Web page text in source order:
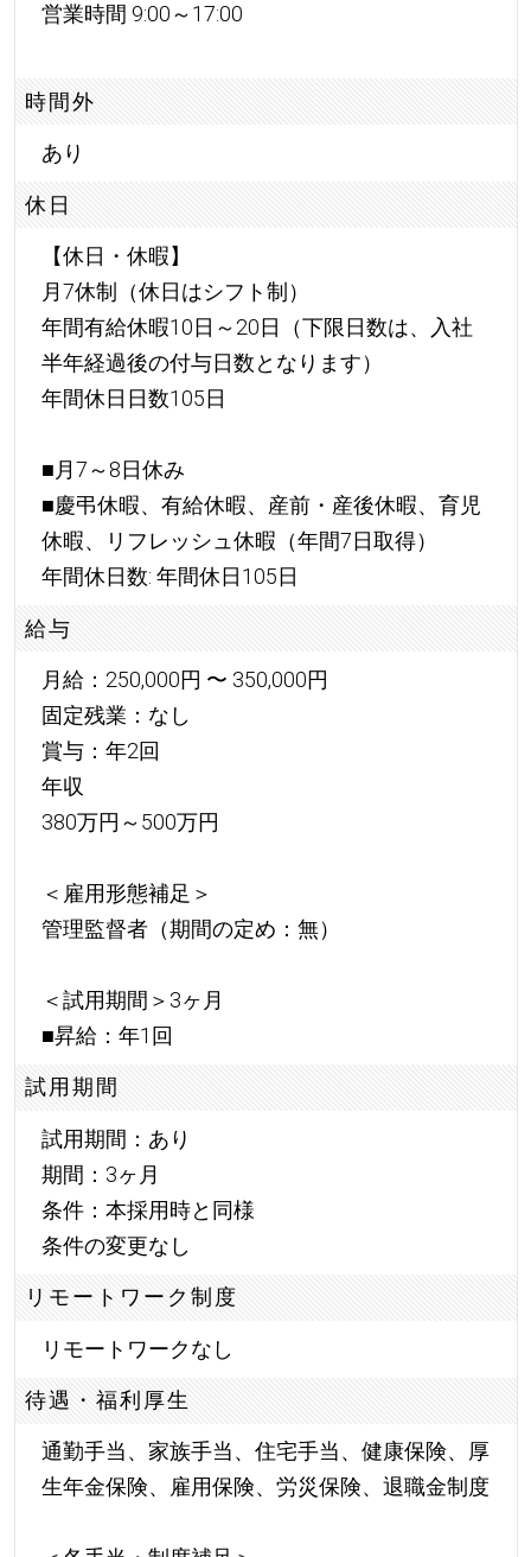
営業時間 9:00～17:00
時間外
あり
休日
【休日・休暇】
月7休制（休日はシフト制）
年間有給休暇10日～20日（下限日数は、入社
半年経過後の付与日数となります）
年間休日日数105日
■月7～8日休み
■慶弔休暇、有給休暇、産前・産後休暇、育児
休暇、リフレッシュ休暇（年間7日取得）
年間休日数: 年間休日105日
給与
月給：250,000円 〜 350,000円
固定残業：なし
賞与：年2回
年収
380万円～500万円
＜雇用形態補足＞
管理監督者（期間の定め：無）
＜試用期間＞3ヶ月
■昇給：年1回
試用期間
試用期間：あり
期間：3ヶ月
条件：本採用時と同様
条件の変更なし
リモートワーク制度
リモートワークなし
待遇・福利厚生
通勤手当、家族手当、住宅手当、健康保険、厚
生年金保険、雇用保険、労災保険、退職金制度